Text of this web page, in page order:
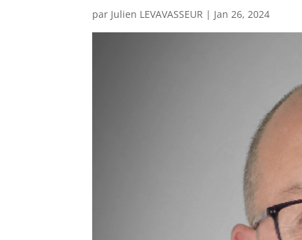
par Julien LEVAVASSEUR | Jan 26, 2024